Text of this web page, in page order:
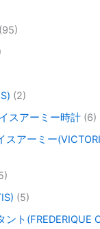
(95)
(2)
スアーミー時計 (6)
スアーミー
(5)
ト(FREDERIQUE